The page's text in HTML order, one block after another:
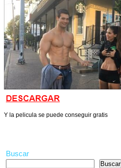
Y la pelicula se puede conseguir gratis
Buscar
Buscar